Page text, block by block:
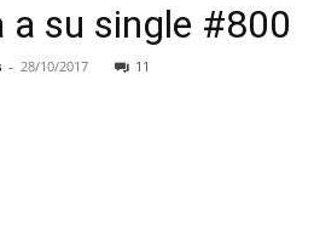
a su single #800
- 28/10/2017 11